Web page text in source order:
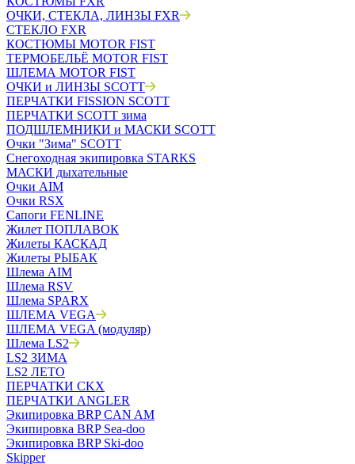
ОЧКИ, СТЕКЛА, ЛИНЗЫ FXR
СТЕКЛО FXR
КОСТЮМЫ MOTOR FIST
ТЕРМОБЕЛЬЁ MOTOR FIST
ШЛЕМА MOTOR FIST
ОЧКИ и ЛИНЗЫ SCOTT
ПЕРЧАТКИ FISSION SCOTT
ПЕРЧАТКИ SCOTT зима
ПОДШЛЕМНИКИ и МАСКИ SCOTT
Очки "Зима" SCOTT
Снегоходная экипировка STARKS
МАСКИ дыхательные
Очки AIM
Очки RSX
Сапоги FENLINE
Жилет ПОПЛАВОК
Жилеты КАСКАД
Жилеты РЫБАК
Шлема AIM
Шлема RSV
Шлема SPARX
ШЛЕМА VEGA
ШЛЕМА VEGA (модуляр)
Шлема LS2
LS2 ЗИМА
LS2 ЛЕТО
ПЕРЧАТКИ CKX
ПЕРЧАТКИ ANGLER
Экипировка BRP CAN AM
Экипировка BRP Sea-doo
Экипировка BRP Ski-doo
Skipper